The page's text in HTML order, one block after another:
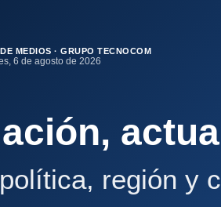
MEDIOS · GRUPO TECNOCOM
6 de agosto de 2026
región y